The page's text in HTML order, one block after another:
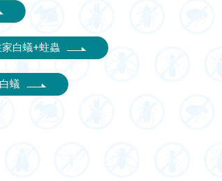
白蟻+蛀蟲
蟻